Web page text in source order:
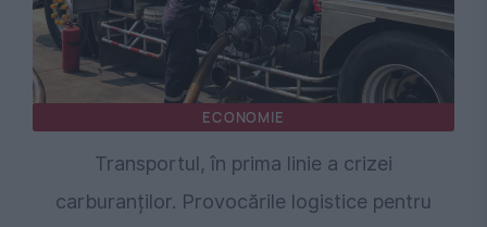
ECONOMIE
Transportul, în prima linie a crizei
carburanților. Provocările logistice pentru